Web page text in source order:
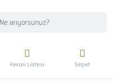
Favori Listesi Sepet